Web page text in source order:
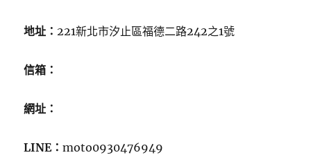
地址： 221新北市汐止區福德二路242之1號
信箱：
網址：
LINE：moto0930476949